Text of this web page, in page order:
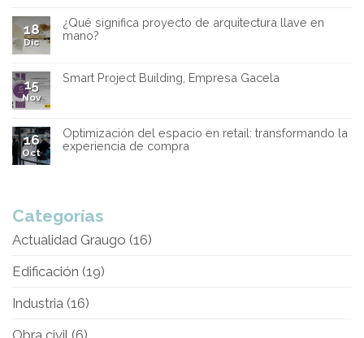
18
Dic
¿Qué significa proyecto de arquitectura llave en
mano?
15
Nov
Smart Project Building, Empresa Gacela
16
Oct
Optimización del espacio en retail: transformando la
experiencia de compra
Categorías
Actualidad Graugo (16)
Edificación (19)
Industria (16)